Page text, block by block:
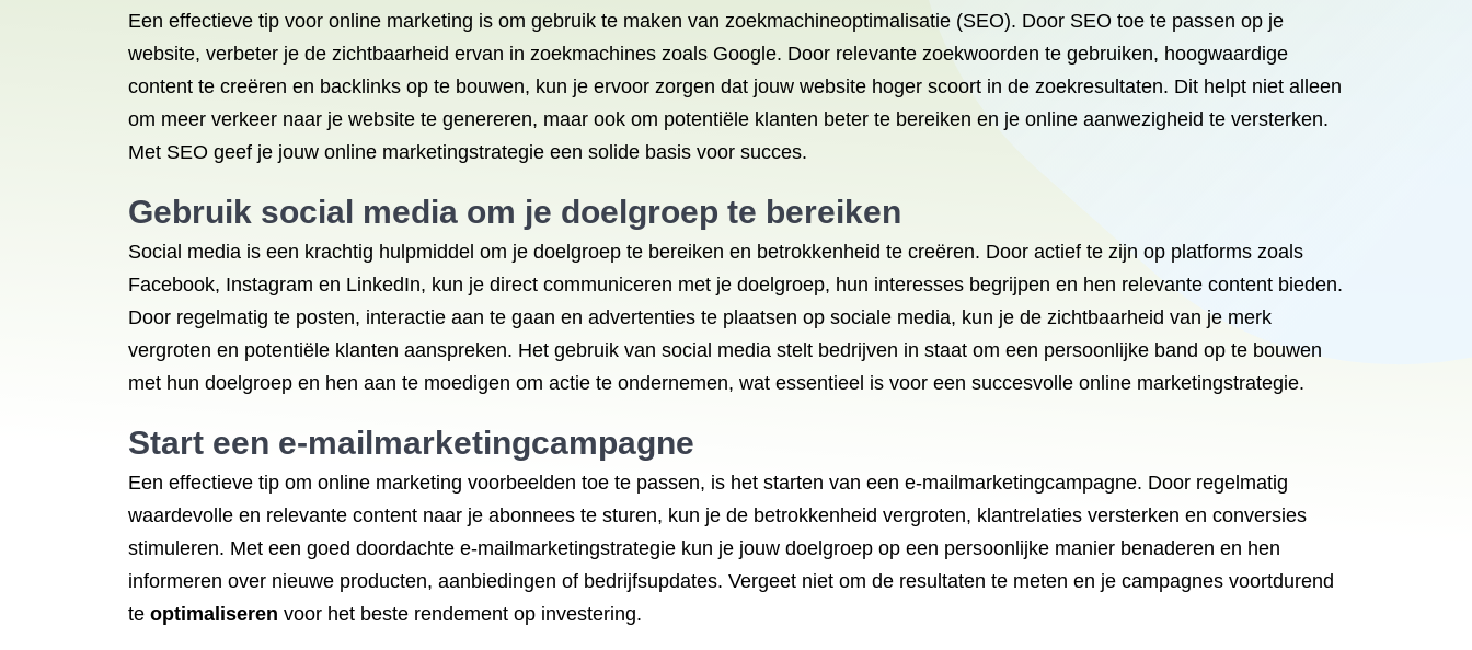
Een effectieve tip voor online marketing is om gebruik te maken van zoekmachineoptimalisatie (SEO). Door SEO toe te passen op je
website, verbeter je de zichtbaarheid ervan in zoekmachines zoals Google. Door relevante zoekwoorden te gebruiken, hoogwaardige
content te creëren en backlinks op te bouwen, kun je ervoor zorgen dat jouw website hoger scoort in de zoekresultaten. Dit helpt niet alleen
om meer verkeer naar je website te genereren, maar ook om potentiële klanten beter te bereiken en je online aanwezigheid te versterken.
Met SEO geef je jouw online marketingstrategie een solide basis voor succes.
Gebruik social media om je doelgroep te bereiken
Social media is een krachtig hulpmiddel om je doelgroep te bereiken en betrokkenheid te creëren. Door actief te zijn op platforms zoals
Facebook, Instagram en LinkedIn, kun je direct communiceren met je doelgroep, hun interesses begrijpen en hen relevante content bieden.
Door regelmatig te posten, interactie aan te gaan en advertenties te plaatsen op sociale media, kun je de zichtbaarheid van je merk
vergroten en potentiële klanten aanspreken. Het gebruik van social media stelt bedrijven in staat om een ​​persoonlijke band op te bouwen
met hun doelgroep en hen aan te moedigen om actie te ondernemen, wat essentieel is voor een succesvolle online marketingstrategie.
Start een e-mailmarketingcampagne
Een effectieve tip om online marketing voorbeelden toe te passen, is het starten van een e-mailmarketingcampagne. Door regelmatig
waardevolle en relevante content naar je abonnees te sturen, kun je de betrokkenheid vergroten, klantrelaties versterken en conversies
stimuleren. Met een goed doordachte e-mailmarketingstrategie kun je jouw doelgroep op een persoonlijke manier benaderen en hen
informeren over nieuwe producten, aanbiedingen of bedrijfsupdates. Vergeet niet om de resultaten te meten en je campagnes voortdurend
te optimaliseren voor het beste rendement op investering.